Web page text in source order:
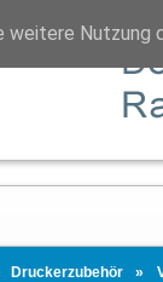
Druckerzubehör
weitere